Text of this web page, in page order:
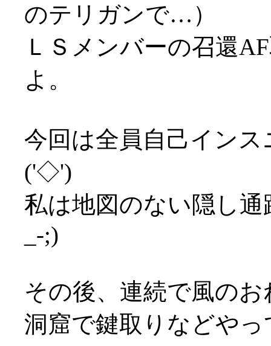
のテリガンで…）
ＬＳメンバーの召還
よ。
今回は全員自己イン
('◇')ゞ
私は地図のない隠し
_-;)
その後、連続で風の
洞窟で鍵取りなどや